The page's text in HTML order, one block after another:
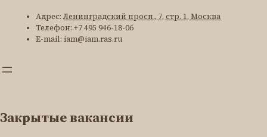
Адрес: Ленинградский просп., 7, стр. 1, Москва
Телефон: +7 495 946-18-06
E-mail: iam@iam.ras.ru
Закрытые вакансии